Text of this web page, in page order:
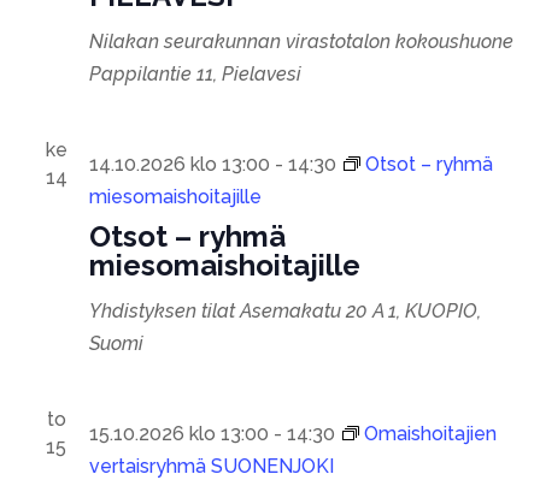
Nilakan seurakunnan virastotalon kokoushuone
Pappilantie 11, Pielavesi
ke
14
Otsot – ryhmä
miesomaishoitajille
14.10.2026 klo 13:00 - 14:30
Otsot – ryhmä
miesomaishoitajille
Yhdistyksen tilatAsemakatu 20 A 1, KUOPIO,
Suomi
to
15
15.10.2026 klo 13:00 - 14:30
Omaishoitajien
vertaisryhmä SUONENJOKI